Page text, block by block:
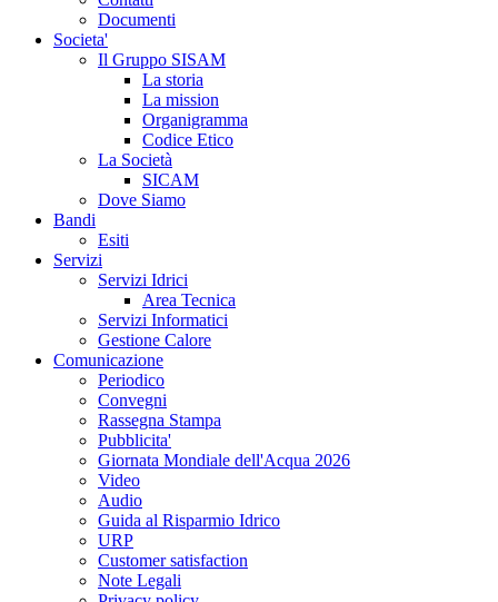
Documenti
Societa'
Il Gruppo SISAM
La storia
La mission
Organigramma
Codice Etico
La Società
SICAM
Dove Siamo
Bandi
Esiti
Servizi
Servizi Idrici
Area Tecnica
Servizi Informatici
Gestione Calore
Comunicazione
Periodico
Convegni
Rassegna Stampa
Pubblicita'
Giornata Mondiale dell'Acqua 2026
Video
Audio
Guida al Risparmio Idrico
URP
Customer satisfaction
Note Legali